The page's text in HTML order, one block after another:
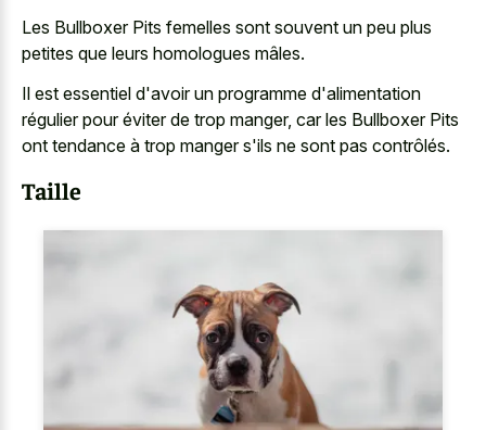
Les Bullboxer Pits femelles sont souvent un peu plus
petites que leurs homologues mâles.
Il est essentiel d'avoir un programme d'alimentation
régulier pour éviter de trop manger, car les Bullboxer Pits
ont tendance à trop manger s'ils ne sont pas contrôlés.
Taille